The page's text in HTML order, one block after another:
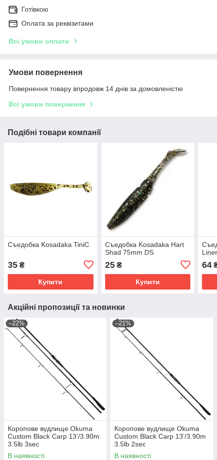
Готівкою
Оплата за реквізитами
Всі умови оплати
Умови повернення
Повернення товару впродовж 14 днів за домовленістю
Всі умови повернення
Подібні товари компанії
Съедобка Kosadaka TiniC
35 ₴
Купити
Съедобка Kosadaka Hart
Shad 75mm DS
25₴
Купити
64
Акційні пропозиції та новинки
–22%
Коропове вудлище Okuma
Custom Black Carp 13’/3.90m
3.5lb 3sec
В наявності
–21%
Коропове вудлище Okuma
Custom Black Carp 13’/3.90m
3.5lb 2sec
В наявності